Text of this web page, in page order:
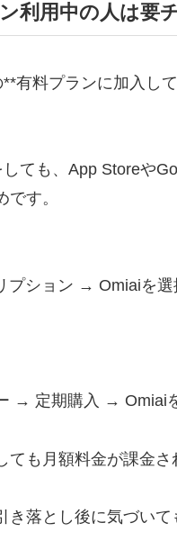
利用中の人は要
有料プランに加入し
ても、App Storeや
す。
ション → Omiaiを
→ 定期購入 → Omiai
も月額料金が課金さ
落とし後に気づい